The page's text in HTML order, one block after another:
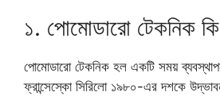
১. পোমোডারো টেকনিক
পোমোডারো টেকনিক হল একটি সময়
ফ্রান্সেস্কো সিরিলো ১৯৮০-এর দশকে